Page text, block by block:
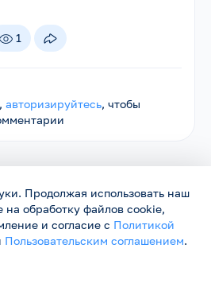
1
авторизируйтесь, чтобы
песня
режиме и будет обновляться.
можно направить на
Продолжая использовать наш
на обработку файлов cookie,
и согласие с Политикой
Пользовательским соглашением.